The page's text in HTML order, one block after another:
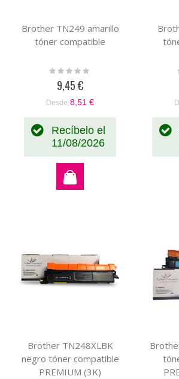
Brother TN249 amarillo
tóner compatible
Rating:
9,45 €
Desde 8,51 €
Recíbelo el
11/08/2026
Brother TN248XLBK
negro tóner compatible
PREMIUM (3K)